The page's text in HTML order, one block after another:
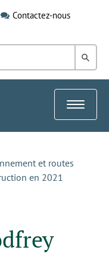
Contactez-nous
dans
Toggle
et routes
en 2021